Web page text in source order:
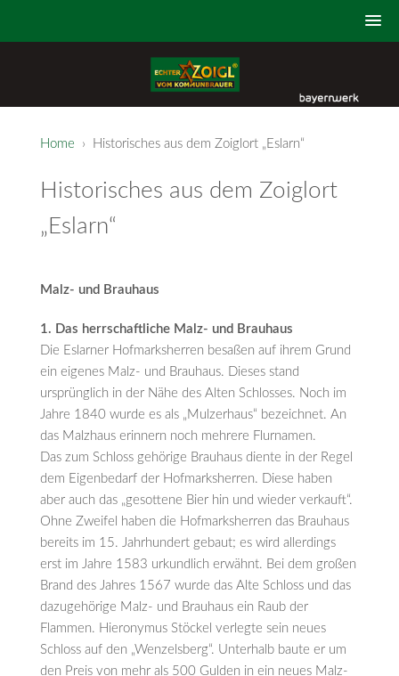
Home › Historisches aus dem Zoiglort „Eslarn“
Historisches aus dem Zoiglort
„Eslarn“
Malz- und Brauhaus
1. Das herrschaftliche Malz- und Brauhaus
Die Eslarner Hofmarksherren besaßen auf ihrem Grund
ein eigenes Malz- und Brauhaus. Dieses stand
ursprünglich in der Nähe des Alten Schlosses. Noch im
Jahre 1840 wurde es als „Mulzerhaus“ bezeichnet. An
das Malzhaus erinnern noch mehrere Flurnamen.
Das zum Schloss gehörige Brauhaus diente in der Regel
dem Eigenbedarf der Hofmarksherren. Diese haben
aber auch das „gesottene Bier hin und wieder verkauft“.
Ohne Zweifel haben die Hofmarksherren das Brauhaus
bereits im 15. Jahrhundert gebaut; es wird allerdings
erst im Jahre 1583 urkundlich erwähnt. Bei dem großen
Brand des Jahres 1567 wurde das Alte Schloss und das
dazugehörige Malz- und Brauhaus ein Raub der
Flammen. Hieronymus Stöckel verlegte sein neues
Schloss auf den „Wenzelsberg“. Unterhalb baute er um
den Preis von mehr als 500 Gulden in ein neues Malz-